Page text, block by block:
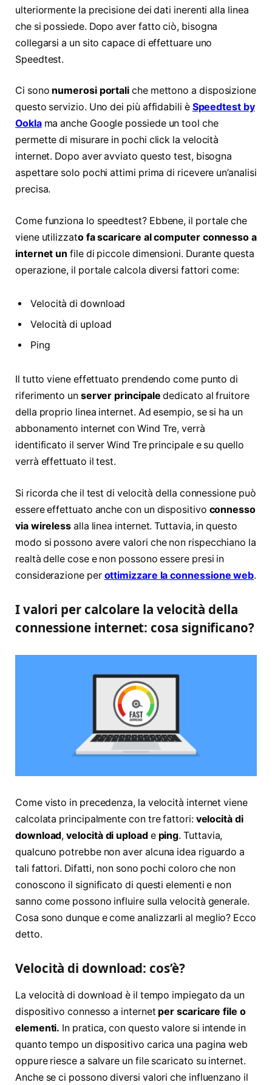
ulteriormente la precisione dei dati inerenti alla linea
che si possiede. Dopo aver fatto ciò, bisogna
collegarsi a un sito capace di effettuare uno
Speedtest.
Ci sono numerosi portali che mettono a disposizione
questo servizio. Uno dei più affidabili è Speedtest by
Ooklama anche Google possiede un tool che
permette di misurare in pochi click la velocità
internet. Dopo aver avviato questo test, bisogna
aspettare solo pochi attimi prima di ricevere un’analisi
precisa.
Come funziona lo speedtest? Ebbene, il portale che
viene utilizzato fa scaricare al computer connesso a
internet unfile di piccole dimensioni. Durante questa
operazione, il portale calcola diversi fattori come:
Velocità di download
Velocità di upload
Ping
Il tutto viene effettuato prendendo come punto di
riferimento un server principale dedicato al fruitore
della proprio linea internet. Ad esempio, se si ha un
abbonamento internet con Wind Tre, verrà
identificato il server Wind Tre principale e su quello
verrà effettuato il test.
Si ricorda che il test di velocità della connessione può
essere effettuato anche con un dispositivo connesso
via wireless alla linea internet. Tuttavia, in questo
modo si possono avere valori che non rispecchiano la
realtà delle cose e non possono essere presi in
considerazione per ottimizzare la connessione web.
I valori per calcolare la velocità della
connessione internet: cosa significano?
Come visto in precedenza, la velocità internet viene
calcolata principalmente con tre fattori: velocità di
download,velocità di uploade ping. Tuttavia,
qualcuno potrebbe non aver alcuna idea riguardo a
tali fattori. Difatti, non sono pochi coloro che non
conoscono il significato di questi elementi e non
sanno come possono influire sulla velocità generale.
Cosa sono dunque e come analizzarli al meglio? Ecco
detto.
Velocità di download: cos’è?
La velocità di download è il tempo impiegato da un
dispositivo connesso a internet per scaricare file o
elementi. In pratica, con questo valore si intende in
quanto tempo un dispositivo carica una pagina web
oppure riesce a salvare un file scaricato su internet.
Anche se ci possono diversi valori che influenzano il